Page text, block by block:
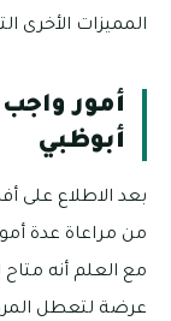
المميزات الأخرى
أمور واجب
أبوظبي
بعد الاطلاع على
من مراعاة عدة
مع العلم أنه
عرضة لتعطل